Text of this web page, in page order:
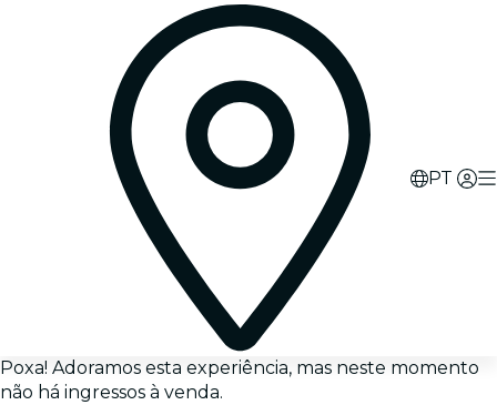
PT
Poxa! Adoramos esta experiência, mas neste momento
não há ingressos à venda.